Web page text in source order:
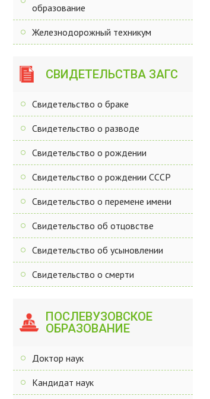
образование
Железнодорожный техникум
СВИДЕТЕЛЬСТВА ЗАГС
Свидетельство о браке
Свидетельство о разводе
Свидетельство о рождении
Свидетельство о рождении СССР
Свидетельство о перемене имени
Свидетельство об отцовстве
Свидетельство об усыновлении
Свидетельство о смерти
ПОСЛЕВУЗОВСКОЕ
ОБРАЗОВАНИЕ
Доктор наук
Кандидат наук